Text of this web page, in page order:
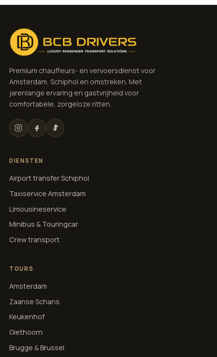
Premium chauffeurs- en vervoersdienst voor
Amsterdam, Schiphol en omstreken. Met
jarenlange ervaring en gastvrijheid voor
comfortabele, zorgeloze ritten.
DIENSTEN
Airport transfer Schiphol
Taxiservice Amsterdam
Limousineservice
Minibus & Touringcar
Crew transport
TOURS
Amsterdam
Zaanse Schans
Keukenhof
Giethoorn
Brugge & Brussel